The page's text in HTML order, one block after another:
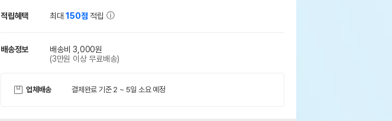
적립혜택 최대150점 적립
배송정보
배송비 3,000원
(3만원 이상 무료배송)
업체배송 결제완료 기준 2 ~ 5일 소요 예정